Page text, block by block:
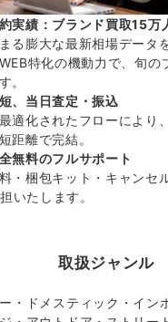
約実績：ブランド買取15万
る膨大な最新相場データ
特化の機動力で、旬の
。
、当日査定・振込
適化されたフローにより
距離で完結。
無料のフルサポート
・梱包キット・キャンセ
いたします。
取扱ジャンル
・ドメスティック・イン